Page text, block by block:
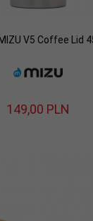
V5 Coffee Lid
149,00 PLN